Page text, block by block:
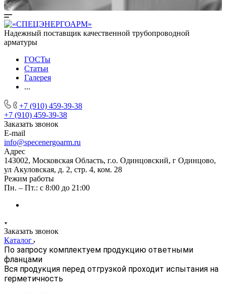
Надежный поставщик качественной трубопроводной
арматуры
ГОСТы
Статьи
Галерея
...
+7 (910) 459-39-38
+7 (910) 459-39-38
Заказать звонок
E-mail
info@specenergoarm.ru
Адрес
143002, Московская Область, г.о. Одинцовский, г Одинцово,
ул Акуловская, д. 2, стр. 4, ком. 28
Режим работы
Пн. – Пт.: с 8:00 до 21:00
Заказать звонок
Каталог
По запросу комплектуем продукцию ответными
фланцами
Вся продукция перед отгрузкой проходит испытания на
герметичность